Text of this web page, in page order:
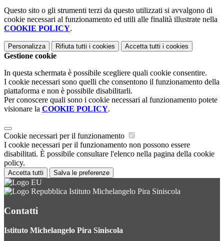
Questo sito o gli strumenti terzi da questo utilizzati si avvalgono di
cookie necessari al funzionamento ed utili alle finalità illustrate nella
COOKIE POLICY.
Personalizza Rifiuta tutti i cookies Accetta tutti i cookies
Gestione cookie
In questa schermata è possibile scegliere quali cookie consentire.
I cookie necessari sono quelli che consentono il funzionamento della
piattaforma e non è possibile disabilitarli.
Per conoscere quali sono i cookie necessari al funzionamento potete
visionare la COOKIE POLICY.
Cookie necessari per il funzionamento
I cookie necessari per il funzionamento non possono essere
disabilitati. È possibile consultare l'elenco nella pagina della cookie
policy.
Accetta tutti Salva le preferenze
Istituto Michelangelo Pira Siniscola
Contatti
Istituto Michelangelo Pira Siniscola